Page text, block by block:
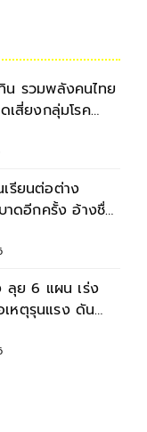
น รวมพลังคนไทย
เสี่ยงกลุ่มโรค
เรียนต่อต่าง
บาดอีกครั้ง อ้างชื่อ
ลุย 6 แผน เร่ง
หตุรุนแรง ดัน